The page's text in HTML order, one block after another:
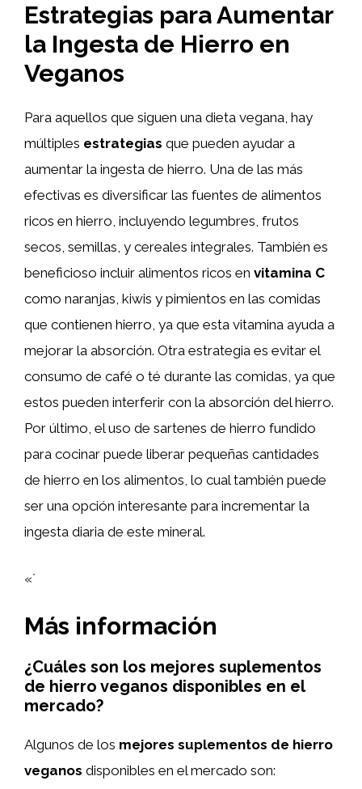
Estrategias para Aumentar
la Ingesta de Hierro en
Veganos
Para aquellos que siguen una dieta vegana, hay
múltiples estrategias que pueden ayudar a
aumentar la ingesta de hierro. Una de las más
efectivas es diversificar las fuentes de alimentos
ricos en hierro, incluyendo legumbres, frutos
secos, semillas, y cereales integrales. También es
beneficioso incluir alimentos ricos en vitamina C
como naranjas, kiwis y pimientos en las comidas
que contienen hierro, ya que esta vitamina ayuda a
mejorar la absorción. Otra estrategia es evitar el
consumo de café o té durante las comidas, ya que
estos pueden interferir con la absorción del hierro.
Por último, el uso de sartenes de hierro fundido
para cocinar puede liberar pequeñas cantidades
de hierro en los alimentos, lo cual también puede
ser una opción interesante para incrementar la
ingesta diaria de este mineral.
«`
Más información
¿Cuáles son los mejores suplementos
de hierro veganos disponibles en el
mercado?
Algunos de los mejores suplementos de hierro
veganos disponibles en el mercado son: